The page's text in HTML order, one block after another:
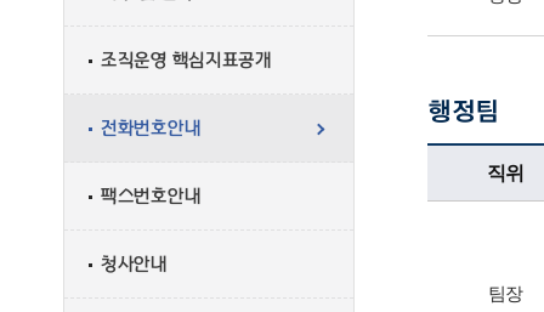
조직운영 핵심지표공개
전화번호안내
팩스번호안내
청사안내
행정팀
행정팀업무담당자의 정보로 직위, 전화번호, 담당업무를 안내하고 있습니다
직위
팀장